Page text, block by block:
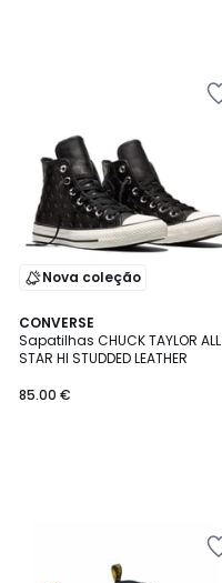
Nova coleção
CONVERSE
Sapatilhas CHUCK TAYLOR ALL
STAR HI STUDDED LEATHER
85.00 €